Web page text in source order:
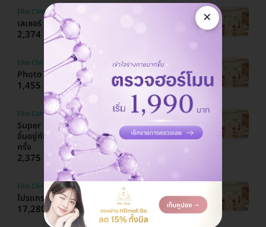
เลเซอร์ PICO Smart Sure ปานนมชมพู
Ellie Clinic
2,374 บาท5,500 บาท
Photo Light Therapy​ ฉายแสงฆ่าเชื้อสิว 1 ครั้ง
Ellie Clinic
1,455 บาท 6,500 บาท ประหยัด 78%
Super Lipo Fat โปรแกรมเมโส Lipo-V ไม่จำกัดซีซี
ขึ้นอยู่กับแพทย์ประเมิน สลายไขมัน บริเวณใบหน้า 1
ครั้ง
Ellie Clinic
2,375 บาท 15,000 บาท ประหยัด 84%
โปรแกรมฟิลเลอร์ 1 ซีซี (หน้า)
Ellie Clinic
17,280 บาท18,000 บาท ประหยัด 4%
×